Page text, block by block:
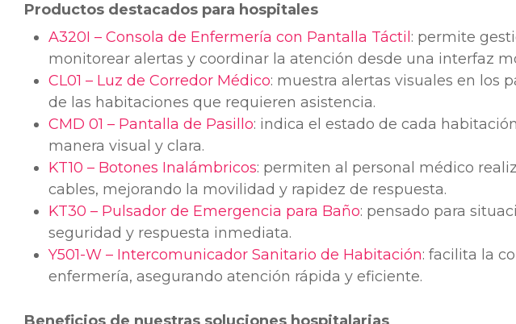
Productos destacados para hospitales
A320I – Consola de Enfermería con Pantalla Táctil : permite
monitorear alertas y coordinar la atención desde una interfaz
CL01 – Luz de Corredor Médico: muestra alertas visuales en los
de las habitaciones que requieren asistencia.
CMD 01 – Pantalla de Pasillo: indica el estado de cada
manera visual y clara.
KT10 – Botones Inalámbricos: permiten al personal médico
cables, mejorando la movilidad y rapidez de respuesta.
KT30 – Pulsador de Emergencia para Baño: pensado para
seguridad y respuesta inmediata.
Y501-W – Intercomunicador Sanitario de Habitación: facilita la
enfermería, asegurando atención rápida y eficiente.